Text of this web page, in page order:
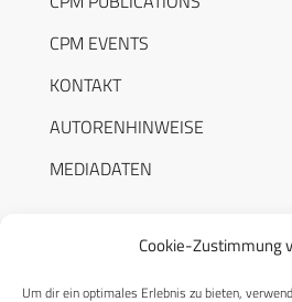
Cookie-Zustimmung
Um dir ein optimales Erlebnis zu bieten,
CPM EVENTS
KONTAKT
AUTORENHINWEISE
MEDIADATEN